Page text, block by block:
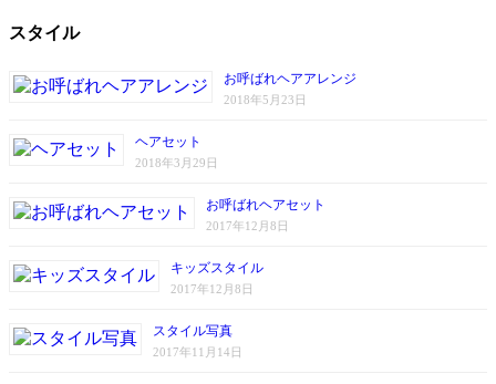
スタイル
お呼ばれヘアアレンジ
2018年5月23日
ヘアセット
2018年3月29日
お呼ばれヘアセット
2017年12月8日
キッズスタイル
2017年12月8日
スタイル写真
2017年11月14日